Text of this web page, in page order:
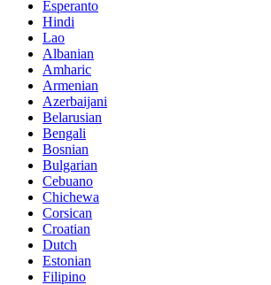
Esperanto
Hindi
Lao
Albanian
Amharic
Armenian
Azerbaijani
Belarusian
Bengali
Bosnian
Bulgarian
Cebuano
Chichewa
Corsican
Croatian
Dutch
Estonian
Filipino